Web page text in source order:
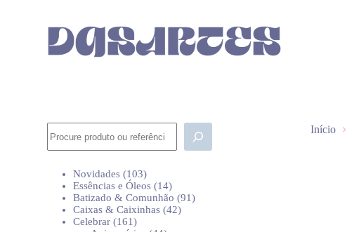
Início
Novidades 103103
produtos
Essências e Óleos 1414
produtos
Batizado & Comunhão 9191
Caixas & Caixinhas 4242
Celebrar 161161